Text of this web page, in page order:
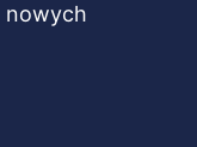
nowych